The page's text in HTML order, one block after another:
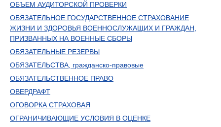
ОБЪЕМ АУДИТОРСКОЙ ПРОВЕРКИ
ОБЯЗАТЕЛЬНОЕ ГОСУДАРСТВЕННОЕ СТРАХОВАНИЕ
ЖИЗНИ И ЗДОРОВЬЯ ВОЕННОСЛУЖАЩИХ И ГРАЖДАН,
ПРИЗВАННЫХ НА ВОЕННЫЕ СБОРЫ
ОБЯЗАТЕЛЬНЫЕ РЕЗЕРВЫ
ОБЯЗАТЕЛЬСТВА, гражданско-правовые
ОБЯЗАТЕЛЬСТВЕННОЕ ПРАВО
ОВЕРДРАФТ
ОГОВОРКА СТРАХОВАЯ
ОГРАНИЧИВАЮЩИЕ УСЛОВИЯ В ОЦЕНКЕ